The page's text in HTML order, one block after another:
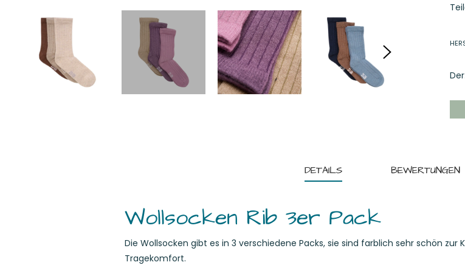
DETAILS BEWERTUNGEN
Wollsocken Rib 3er Pack
Die Wollsocken gibt es in 3 verschiedene Packs, sie sind farblich sehr schön
Tragekomfort.